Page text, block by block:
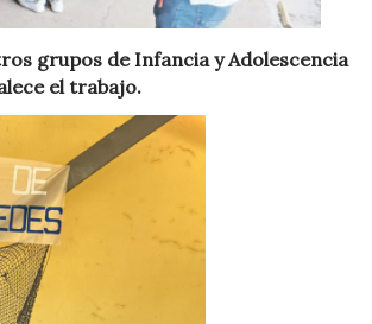
grupos de Infancia y Adolescencia
el trabajo.